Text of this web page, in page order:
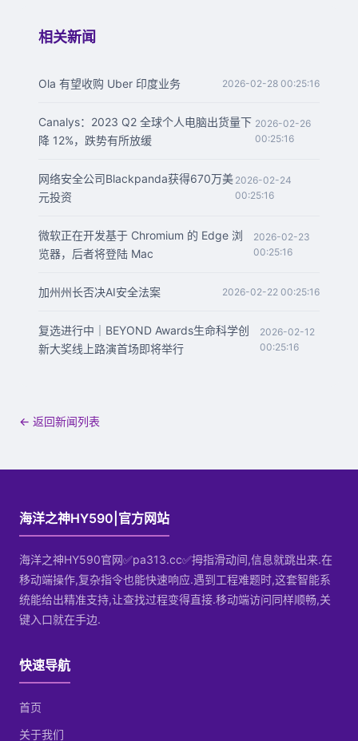
相关新闻
Ola 有望收购 Uber 印度业务 2026-02-28 00:25:16
Canalys：2023 Q2 全球个人电脑出货量下
降 12%，跌势有所放缓
2026-02-26
00:25:16
网络安全公司Blackpanda获得670万美
元投资
2026-02-24
00:25:16
微软正在开发基于 Chromium 的 Edge 浏
览器，后者将登陆 Mac
2026-02-23
00:25:16
加州州长否决AI安全法案 2026-02-22 00:25:16
复选进行中｜BEYOND Awards生命科学创
新大奖线上路演首场即将举行
2026-02-12
00:25:16
← 返回新闻列表
海洋之神HY590|官方网站
海洋之神HY590官网✅pa313.cc✅拇指滑动间,信息就跳出来.在
移动端操作,复杂指令也能快速响应.遇到工程难题时,这套智能系
统能给出精准支持,让查找过程变得直接.移动端访问同样顺畅,关
键入口就在手边.
快速导航
首页
关于我们